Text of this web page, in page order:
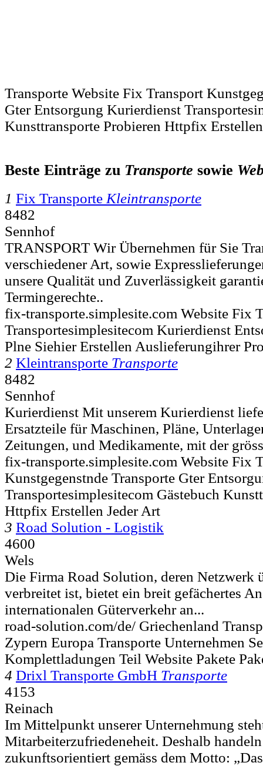
Transporte Website Fix Transport
Gter Entsorgung Kurierdienst
Kunsttransporte Probieren Httpfix
Beste Einträge zu Transporte sowie
1 Fix Transporte Kleintransporte
8482
Sennhof
TRANSPORT Wir Übernehmen für Sie
verschiedener Art, sowie
unsere Qualität und Zuverlässigkeit
Termingerechte..
fix-transporte.simplesite.com Website Fix
Transportesimplesitecom Kurierdienst
Plne Siehier Erstellen Auslieferungihrer
2 Kleintransporte Transporte
8482
Sennhof
Kurierdienst Mit unserem Kurierdienst
Ersatzteile für Maschinen, Pläne,
Zeitungen, und Medikamente, mit der
fix-transporte.simplesite.com Website Fix
Kunstgegenstnde Transporte Gter
Transportesimplesitecom Gästebuch
Httpfix Erstellen Jeder Art
3 Road Solution - Logistik
4600
Wels
Die Firma Road Solution, deren Netzwerk
verbreitet ist, bietet ein breit gefächertes
internationalen Güterverkehr an...
road-solution.com/de/ Griechenland
Zypern Europa Transporte Unternehmen
Komplettladungen Teil Website Pakete
4 Drixl Transporte GmbH Transporte
4153
Reinach
Im Mittelpunkt unserer Unternehmung
Mitarbeiterzufriedeneheit. Deshalb
zukunftsorientiert gemäss dem Motto: